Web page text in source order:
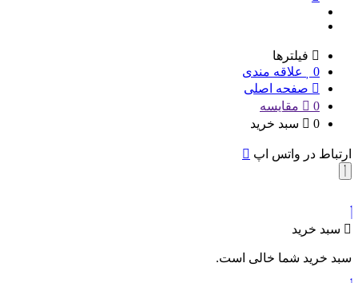
فیلترها
0
علاقه مندی
صفحه اصلی
0
مقایسه
0
سبد خرید
ارتباط در واتس اپ
سبد خرید
سبد خرید شما خالی است.